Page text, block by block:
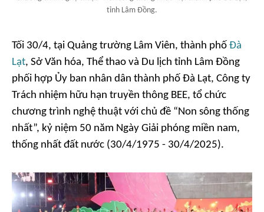
tỉnh Lâm Đồng.
Tối 30/4, tại Quảng trường Lâm Viên, thành phố Đà
Lạt, Sở Văn hóa, Thể thao và Du lịch tỉnh Lâm Đồng
phối hợp Ủy ban nhân dân thành phố Đà Lạt, Công ty
Trách nhiệm hữu hạn truyền thông BEE, tổ chức
chương trình nghệ thuật với chủ đề “Non sông thống
nhất”, kỷ niệm 50 năm Ngày Giải phóng miền nam,
thống nhất đất nước (30/4/1975 - 30/4/2025).